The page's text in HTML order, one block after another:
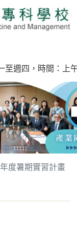
週四，時間：上
Next
度暑期實習計畫